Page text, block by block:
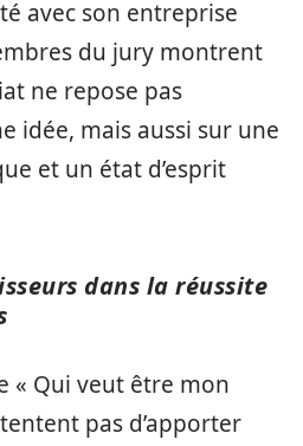
avec son entreprise
du jury montrent
ne repose pas
idée, mais aussi sur une
et un état d’esprit
dans la réussite
« Qui veut être mon
pas d’apporter